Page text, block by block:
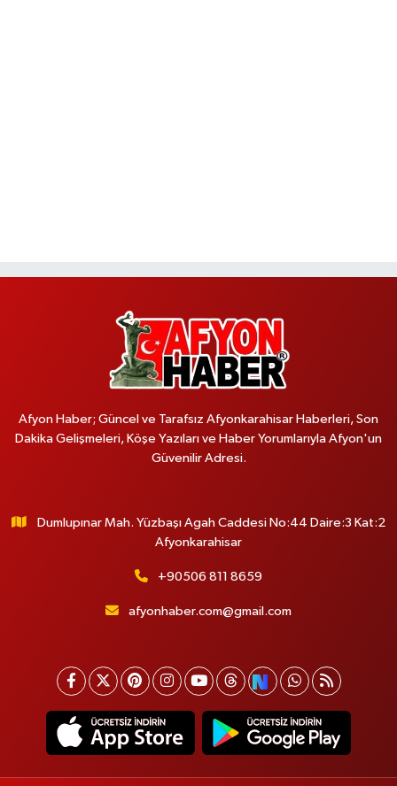
Afyon Haber; Güncel ve Tarafsız Afyonkarahisar Haberleri, Son
Dakika Gelişmeleri, Köşe Yazıları ve Haber Yorumlarıyla Afyon'un
Güvenilir Adresi.
Dumlupınar Mah. Yüzbaşı Agah Caddesi No:44 Daire:3 Kat:2
Afyonkarahisar
+90506 811 8659
afyonhaber.com@gmail.com